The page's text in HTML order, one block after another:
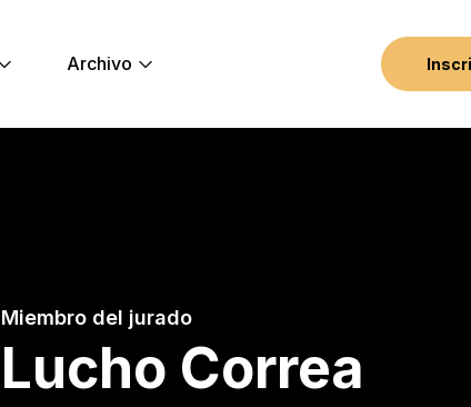
Archivo
Miembro del jurado
Lucho Correa